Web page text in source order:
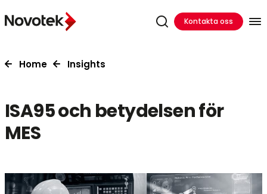
Kontakta oss
Home Insights
ISA95 och betydelsen för
MES